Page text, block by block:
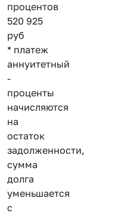
процентов
520 925
руб
* платеж
аннуитетный
-
проценты
начисляются
на
остаток
задолженности,
сумма
долга
уменьшается
с